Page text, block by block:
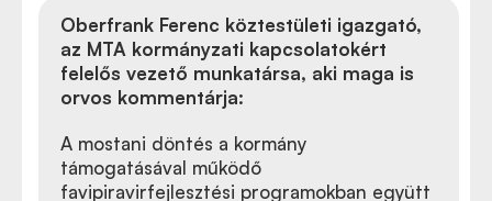
Oberfrank Ferenc köztestületi igazgató,
az MTA kormányzati kapcsolatokért
felelős vezető munkatársa, aki maga is
orvos kommentárja:
A mostani döntés a kormány
támogatásával működő
favipiravirfejlesztési programokban együtt